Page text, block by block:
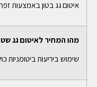
איטום גג בטון באמצעות
מהו המחיר לאיטום גג
שימוש ביריעות ביטומניות